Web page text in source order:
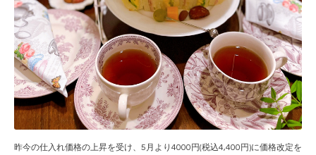
昨今の仕入れ価格の上昇を受け、5月より4000円(税込4,400円)に価格改定を